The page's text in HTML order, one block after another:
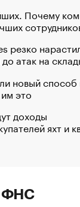
Почему
резко
атак на
новый способ
это
доходы
яхт и
ФНС